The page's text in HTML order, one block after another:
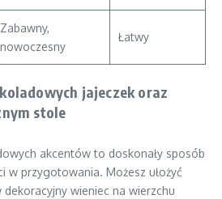
Zabawny,
nowoczesny
Łatwy
jajeczek oraz
stole
akcentów to doskonały sposób
w przygotowania. Możesz ułożyć
wieniec na wierzchu